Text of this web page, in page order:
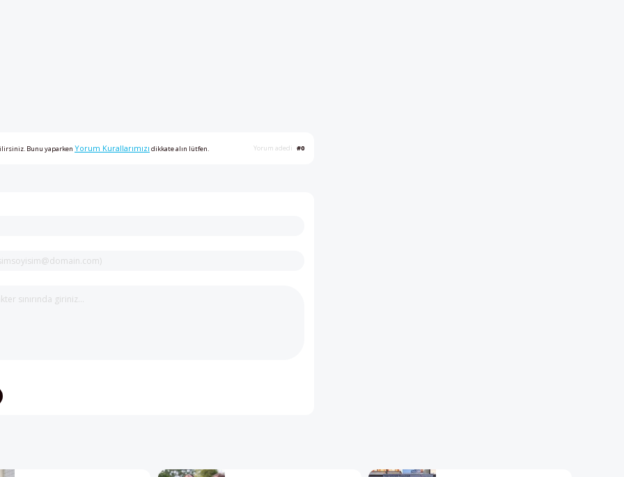
Bunu yaparkenYorum Kurallarımızı dikkate alın lütfen. Yorum adedi #0